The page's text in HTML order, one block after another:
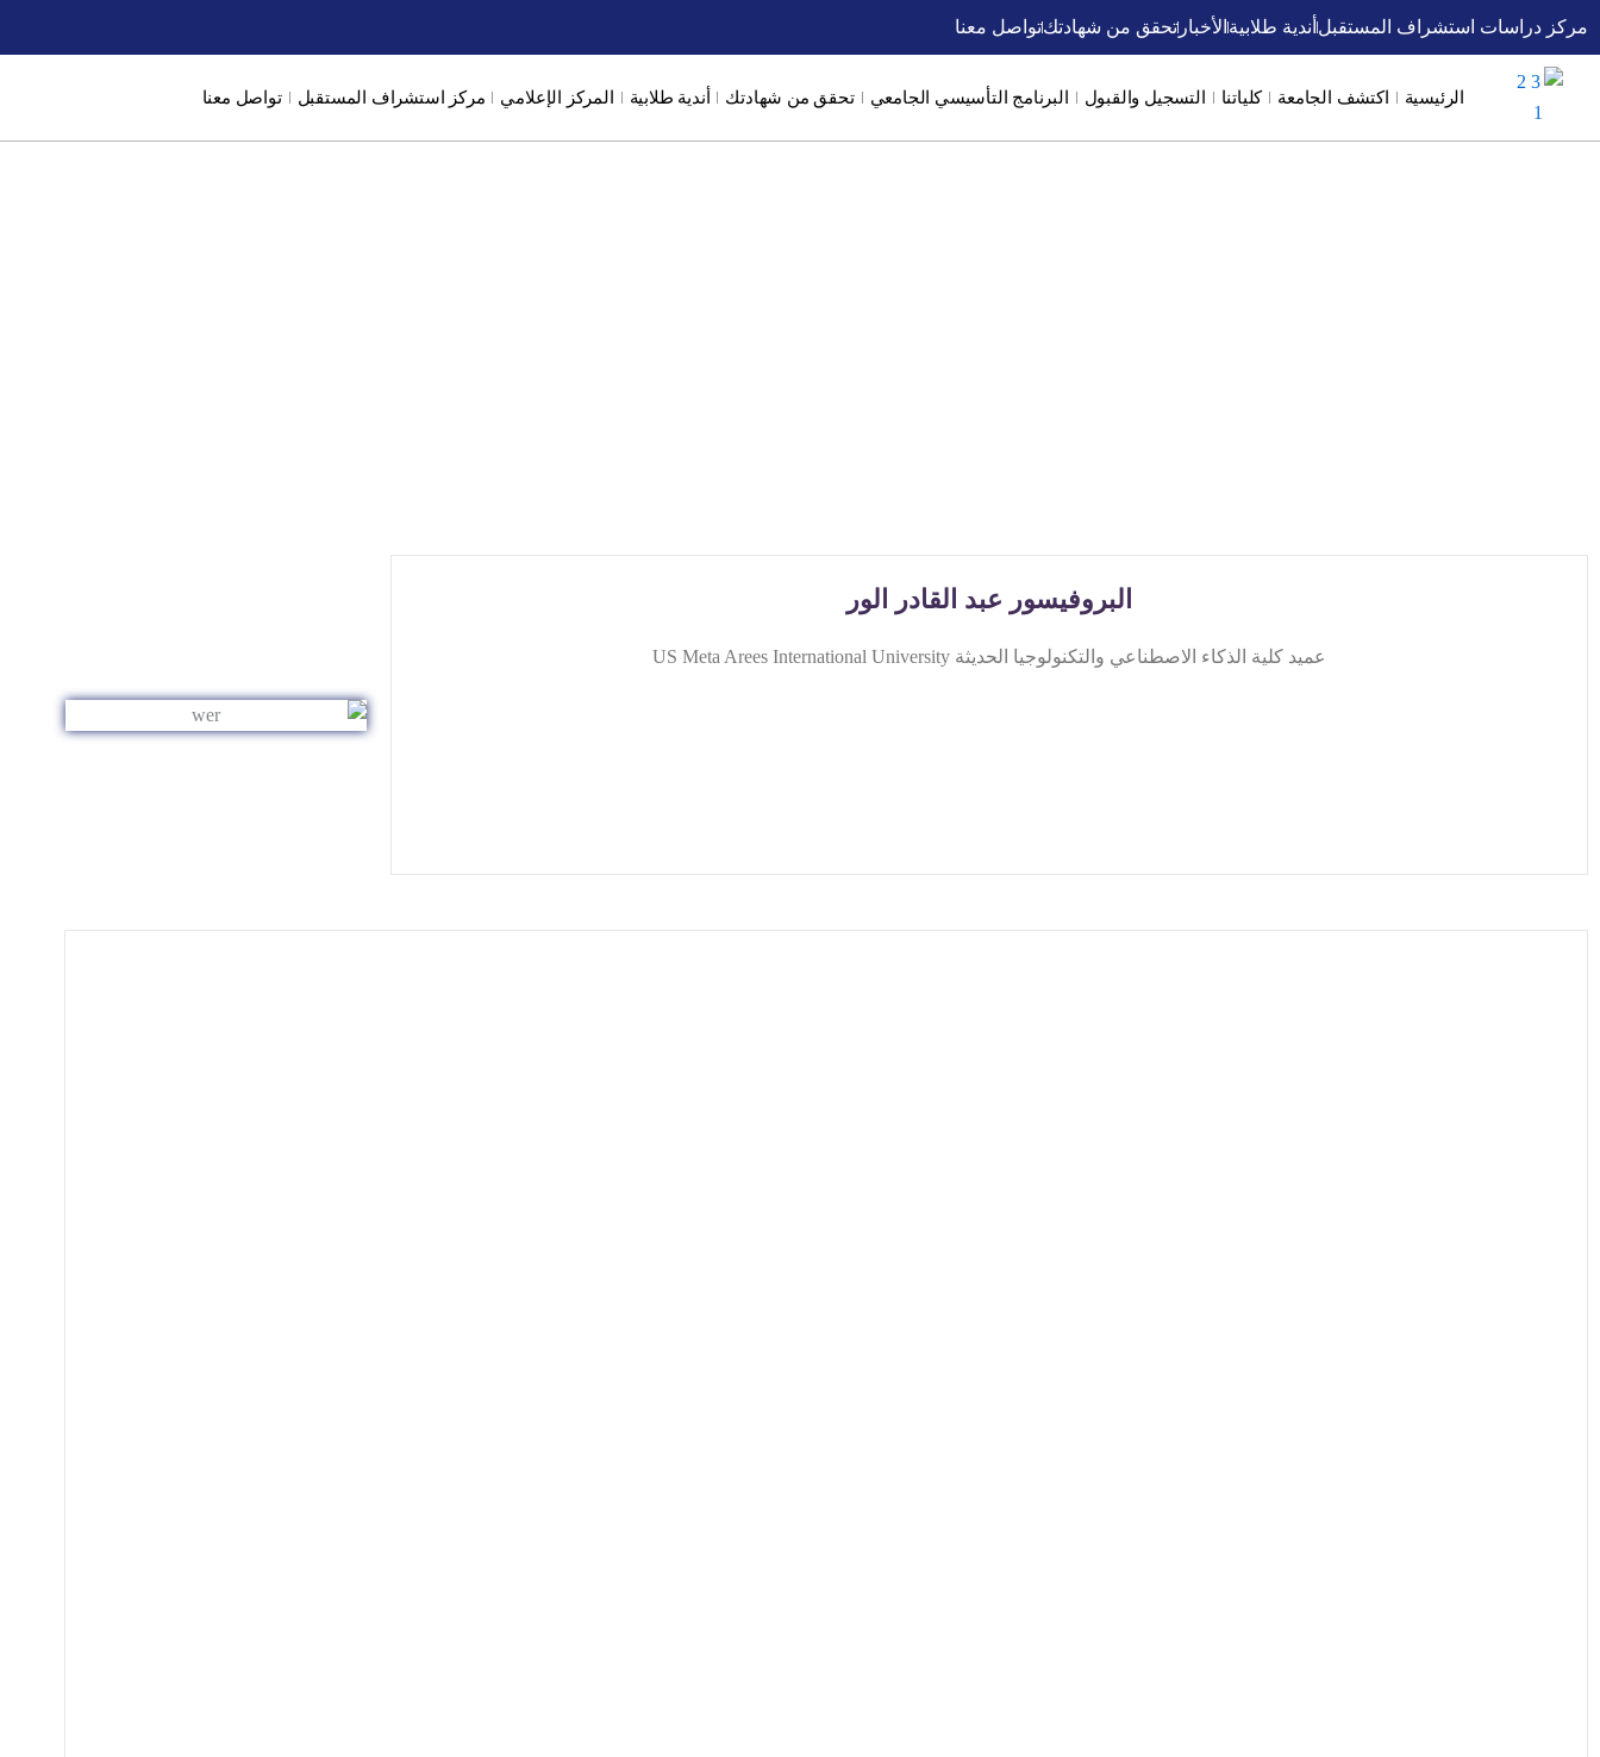
المحتوى
مركز دراسات استشراف المستقبل أندية طلابية الأخبار تحقق من شهادتكتواصل معنا
الرئيسية اكتشف الجامعة كلياتنا التسجيل والقبول البرنامج التأسيسي الجامعي تحقق من شهادتك أندية طلابية المركز الإعلامي مركز استشراف المستقبل تواصل معنا
البروفيسور عبد القادر الور
عميد كلية الذكاء الاصطناعي والتكنولوجيا الحديثة US Meta Arees International University